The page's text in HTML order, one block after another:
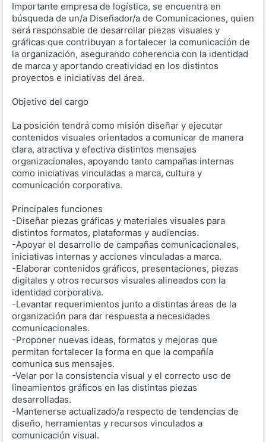
Importante empresa de logística, se encuentra en
búsqueda de un/a Diseñador/a de Comunicaciones, quien
será responsable de desarrollar piezas visuales y
gráficas que contribuyan a fortalecer la comunicación de
la organización, asegurando coherencia con la identidad
de marca y aportando creatividad en los distintos
proyectos e iniciativas del área.
Objetivo del cargo
La posición tendrá como misión diseñar y ejecutar
contenidos visuales orientados a comunicar de manera
clara, atractiva y efectiva distintos mensajes
organizacionales, apoyando tanto campañas internas
como iniciativas vinculadas a marca, cultura y
comunicación corporativa.
Principales funciones
-Diseñar piezas gráficas y materiales visuales para
distintos formatos, plataformas y audiencias.
-Apoyar el desarrollo de campañas comunicacionales,
iniciativas internas y acciones vinculadas a marca.
-Elaborar contenidos gráficos, presentaciones, piezas
digitales y otros recursos visuales alineados con la
identidad corporativa.
-Levantar requerimientos junto a distintas áreas de la
organización para dar respuesta a necesidades
comunicacionales.
-Proponer nuevas ideas, formatos y mejoras que
permitan fortalecer la forma en que la compañía
comunica sus mensajes.
-Velar por la consistencia visual y el correcto uso de
lineamientos gráficos en las distintas piezas
desarrolladas.
-Mantenerse actualizado/a respecto de tendencias de
diseño, herramientas y recursos vinculados a
comunicación visual.